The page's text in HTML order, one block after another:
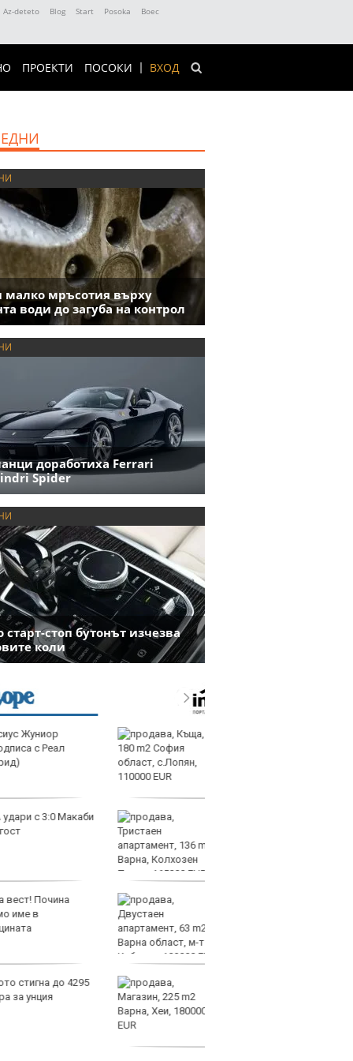
Az-deteto Blog Start Posoka
Boec
ВХОД
ПРОЕКТИ ПОСОКИ
малко мръсотия върху
води до загуба на контрол
доработиха Ferrari
Spider
стоп бутонът изчезва
коли
продава, Къща, 180 m2
София област, с.Лопян,
110000 EUR
продава, Тристаен
апартамент, 136 m2
Варна, Колхозен Пазар,
165000 EUR
продава, Двустаен
апартамент, 63 m2
Варна област, м-т
Кабакум, 109000 EUR
продава, Магазин, 225
m2 Варна, Хеи, 180000